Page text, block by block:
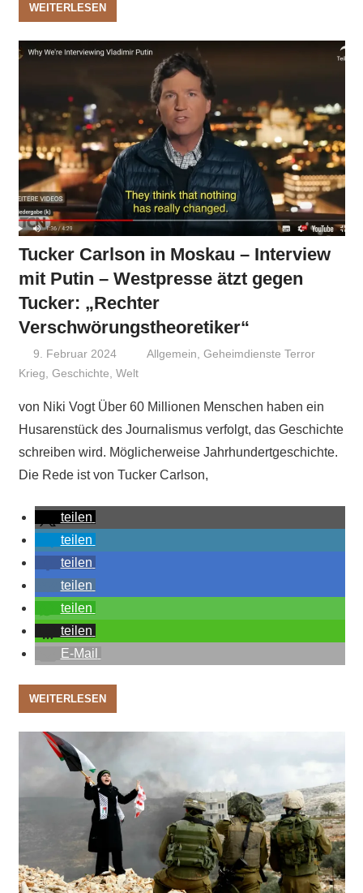
WEITERLESEN
Tucker Carlson in Moskau – Interview
mit Putin – Westpresse ätzt gegen
Tucker: „Rechter
Verschwörungstheoretiker“
9. Februar 2024 Niki Vogt
Allgemein,Geheimdienste Terror
Krieg, Geschichte, Welt
von Niki Vogt Über 60 Millionen Menschen haben ein
Husarenstück des Journalismus verfolgt, das Geschichte
schreiben wird. Möglicherweise Jahrhundertgeschichte.
Die Rede ist von Tucker Carlson,
teilen
teilen
teilen
teilen
teilen
teilen
E-Mail
WEITERLESEN